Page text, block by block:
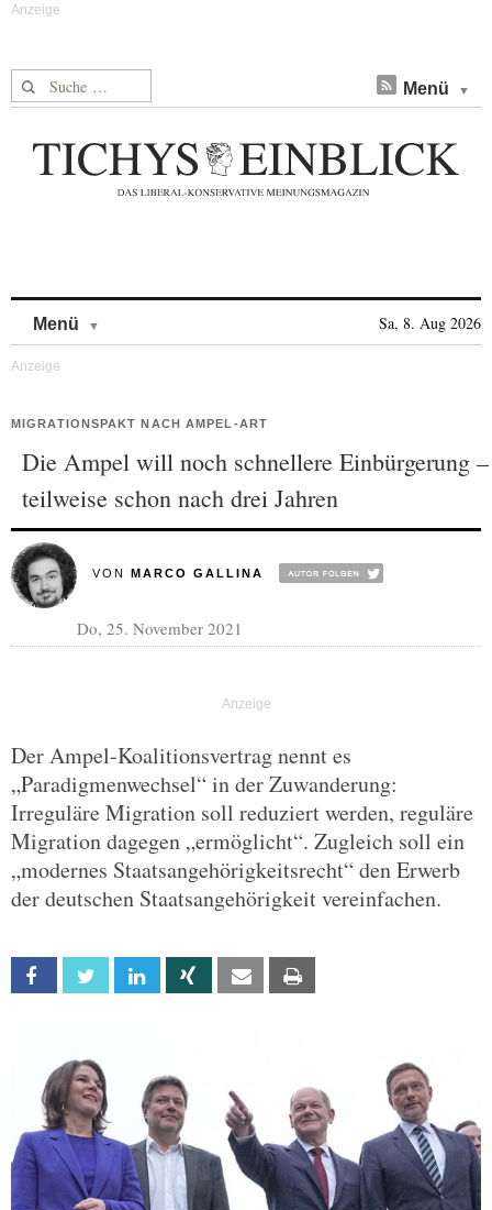
Suche nach: Menü
Menü Sa, 8. Aug 2026
MIGRATIONSPAKT NACH AMPEL-ART
Die Ampel will noch schnellere Einbürgerung –
teilweise schon nach drei Jahren
VON MARCO GALLINA
Do, 25. November 2021
Der Ampel-Koalitionsvertrag nennt es
„Paradigmenwechsel“ in der Zuwanderung:
Irreguläre Migration soll reduziert werden, reguläre
Migration dagegen „ermöglicht“. Zugleich soll ein
„modernes Staatsangehörigkeitsrecht“ den Erwerb
der deutschen Staatsangehörigkeit vereinfachen.
Facebook Twitter Linkedin Xing Email